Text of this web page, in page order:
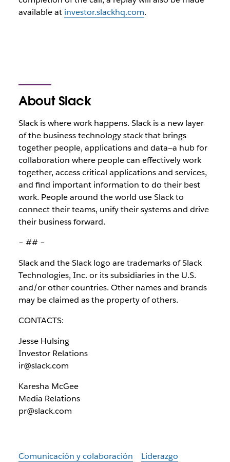
available at investor.slackhq.com.
About Slack
Slack is where work happens. Slack is a new layer
of the business technology stack that brings
together people, applications and data—a hub for
collaboration where people can effectively work
together, access critical applications and services,
and find important information to do their best
work. People around the world use Slack to
connect their teams, unify their systems and drive
their business forward.
– ## –
Slack and the Slack logo are trademarks of Slack
Technologies, Inc. or its subsidiaries in the U.S.
and/or other countries. Other names and brands
may be claimed as the property of others.
CONTACTS:
Jesse Hulsing
Investor Relations
ir@slack.com
Karesha McGee
Media Relations
pr@slack.com
Comunicación y colaboración
Liderazgo